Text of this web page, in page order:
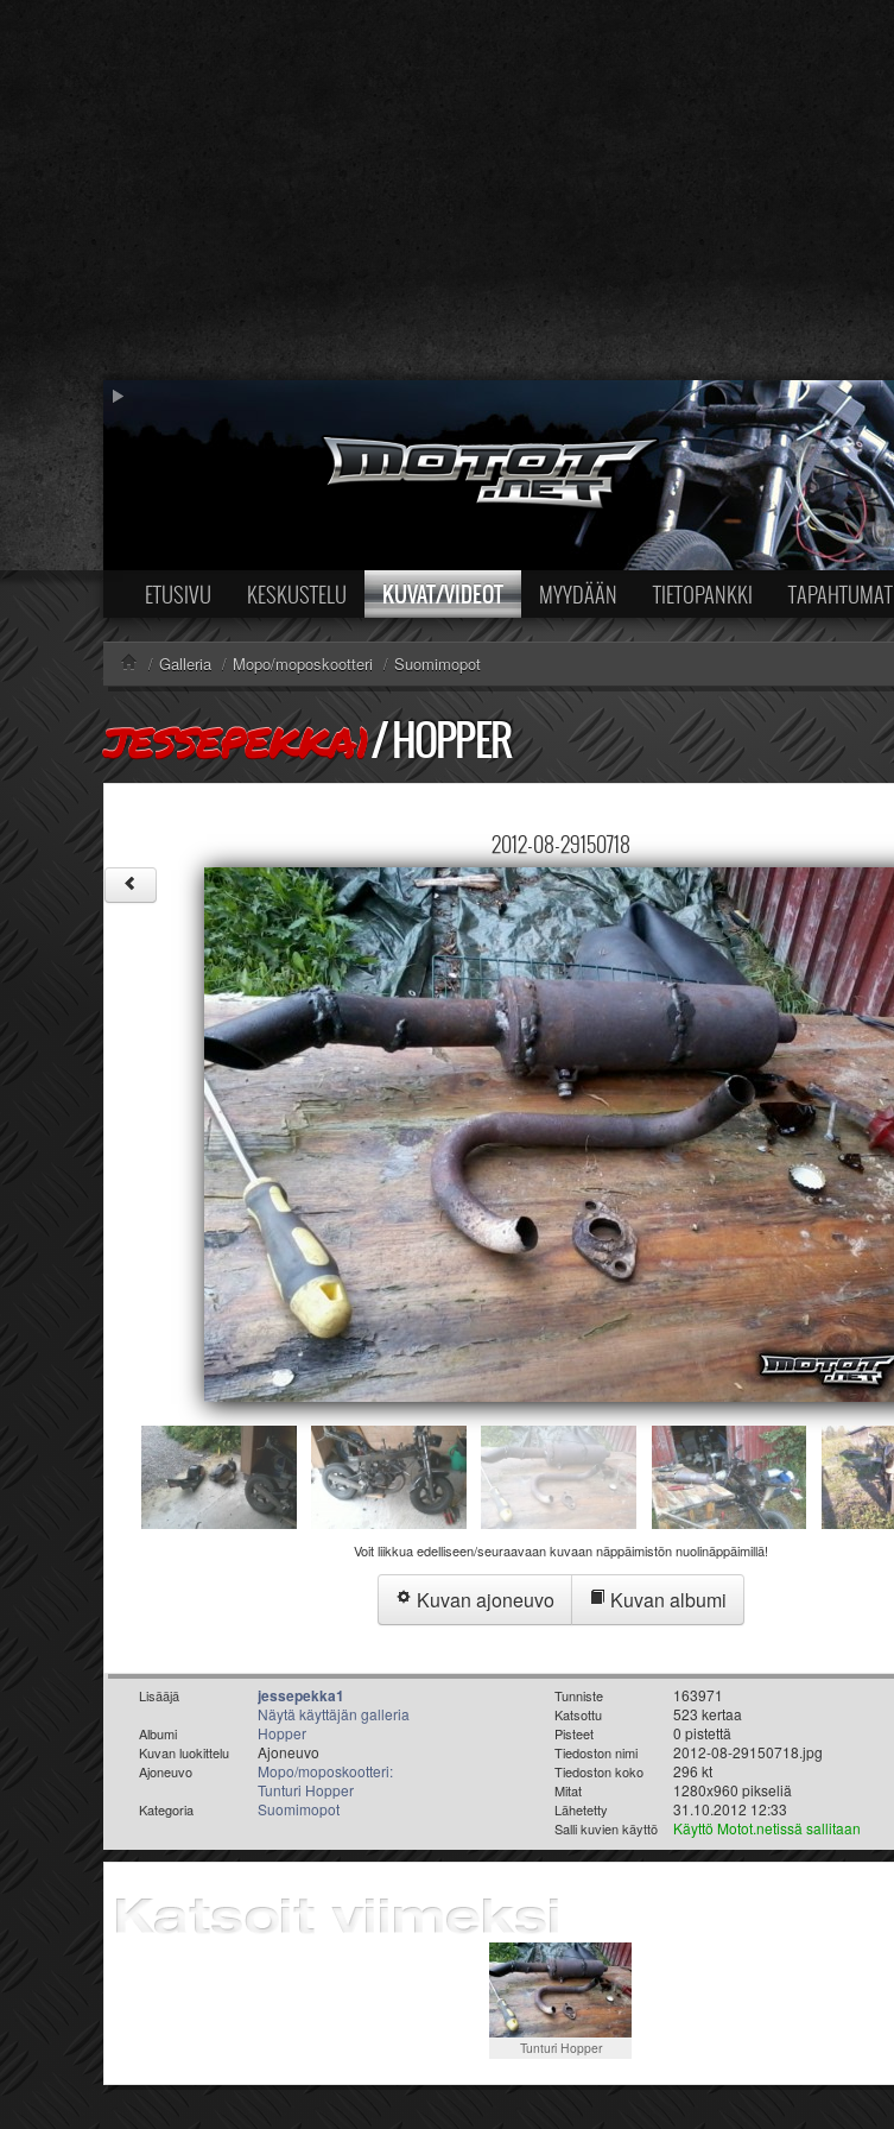
ETUSIVU KESKUSTELU KUVAT/VIDEOT MYYDÄÄN TIETOPANKKI TAPAHTUMAT
/ Galleria / Mopo/moposkootteri / Suomimopot
JESSEPEKKA1/HOPPER
2012-08-29150718
Voit liikkua edelliseen/seuraavaan kuvaan näppäimistön nuolinäppäimillä!
Kuvan ajoneuvo Kuvan albumi
Lisääjä jessepekka1
Näytä käyttäjän galleria
Albumi Hopper
Kuvan luokittelu Ajoneuvo
Ajoneuvo
Mopo/moposkootteri:
Tunturi Hopper
Kategoria Suomimopot
Tunniste 163971
Katsottu 523 kertaa
Pisteet 0 pistettä
Tiedoston nimi 2012-08-29150718.jpg
Tiedoston koko 296 kt
Mitat 1280x960 pikseliä
Lähetetty 31.10.2012 12:33
Salli kuvien käyttö Käyttö Motot.netissä sallitaan
Tunturi Hopper